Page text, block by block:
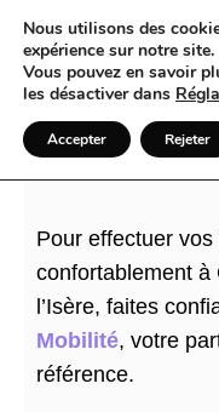
VTC et Grenoble :
Pour effectuer
confortablement à
l’Isère, faites
Mobilité, votre
référence.
Nous utilisons des
expérience sur notre site.
Vous pouvez en savoir
les désactiver dans
Accepter Rejeter